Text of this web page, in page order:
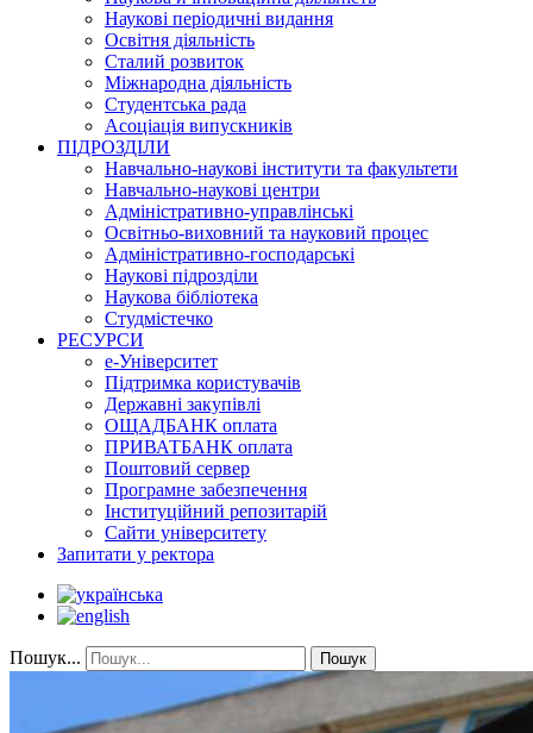
Наукові періодичні видання
Освітня діяльність
Сталий розвиток
Міжнародна діяльність
Студентська рада
Асоціація випускників
ПІДРОЗДІЛИ
Навчально-наукові інститути та факультети
Навчально-наукові центри
Адміністративно-управлінські
Освітньо-виховний та науковий процес
Адміністративно-господарські
Наукові підрозділи
Наукова бібліотека
Студмістечко
РЕСУРСИ
е-Університет
Підтримка користувачів
Державні закупівлі
ОЩАДБАНК оплата
ПРИВАТБАНК оплата
Поштовий сервер
Програмне забезпечення
Інституційний репозитарій
Сайти університету
Запитати у ректора
Пошук... Пошук